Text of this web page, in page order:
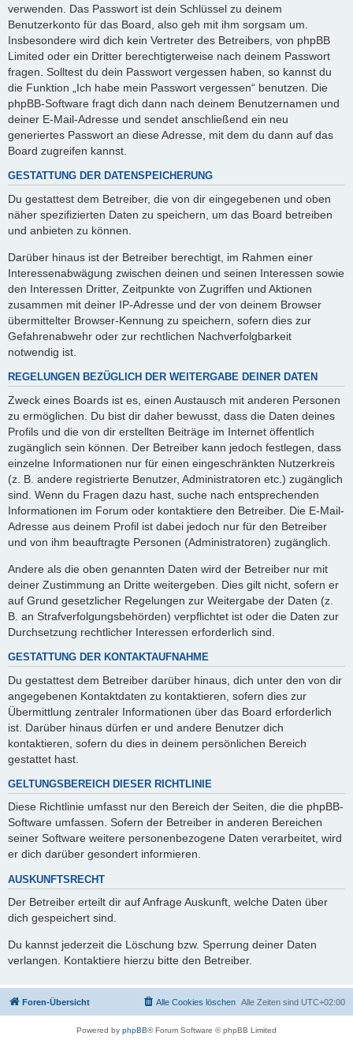
verwenden. Das Passwort ist dein Schlüssel zu deinem
Benutzerkonto für das Board, also geh mit ihm sorgsam um.
Insbesondere wird dich kein Vertreter des Betreibers, von phpBB
Limited oder ein Dritter berechtigterweise nach deinem Passwort
fragen. Solltest du dein Passwort vergessen haben, so kannst du
die Funktion „Ich habe mein Passwort vergessen“ benutzen. Die
phpBB-Software fragt dich dann nach deinem Benutzernamen und
deiner E-Mail-Adresse und sendet anschließend ein neu
generiertes Passwort an diese Adresse, mit dem du dann auf das
Board zugreifen kannst.
GESTATTUNG DER DATENSPEICHERUNG
Du gestattest dem Betreiber, die von dir eingegebenen und oben
näher spezifizierten Daten zu speichern, um das Board betreiben
und anbieten zu können.
Darüber hinaus ist der Betreiber berechtigt, im Rahmen einer
Interessenabwägung zwischen deinen und seinen Interessen sowie
den Interessen Dritter, Zeitpunkte von Zugriffen und Aktionen
zusammen mit deiner IP-Adresse und der von deinem Browser
übermittelter Browser-Kennung zu speichern, sofern dies zur
Gefahrenabwehr oder zur rechtlichen Nachverfolgbarkeit
notwendig ist.
REGELUNGEN BEZÜGLICH DER WEITERGABE DEINER DATEN
Zweck eines Boards ist es, einen Austausch mit anderen Personen
zu ermöglichen. Du bist dir daher bewusst, dass die Daten deines
Profils und die von dir erstellten Beiträge im Internet öffentlich
zugänglich sein können. Der Betreiber kann jedoch festlegen, dass
einzelne Informationen nur für einen eingeschränkten Nutzerkreis
(z. B. andere registrierte Benutzer, Administratoren etc.) zugänglich
sind. Wenn du Fragen dazu hast, suche nach entsprechenden
Informationen im Forum oder kontaktiere den Betreiber. Die E-Mail-
Adresse aus deinem Profil ist dabei jedoch nur für den Betreiber
und von ihm beauftragte Personen (Administratoren) zugänglich.
Andere als die oben genannten Daten wird der Betreiber nur mit
deiner Zustimmung an Dritte weitergeben. Dies gilt nicht, sofern er
auf Grund gesetzlicher Regelungen zur Weitergabe der Daten (z.
B. an Strafverfolgungsbehörden) verpflichtet ist oder die Daten zur
Durchsetzung rechtlicher Interessen erforderlich sind.
GESTATTUNG DER KONTAKTAUFNAHME
Du gestattest dem Betreiber darüber hinaus, dich unter den von dir
angegebenen Kontaktdaten zu kontaktieren, sofern dies zur
Übermittlung zentraler Informationen über das Board erforderlich
ist. Darüber hinaus dürfen er und andere Benutzer dich
kontaktieren, sofern du dies in deinem persönlichen Bereich
gestattet hast.
GELTUNGSBEREICH DIESER RICHTLINIE
Diese Richtlinie umfasst nur den Bereich der Seiten, die die phpBB-
Software umfassen. Sofern der Betreiber in anderen Bereichen
seiner Software weitere personenbezogene Daten verarbeitet, wird
er dich darüber gesondert informieren.
AUSKUNFTSRECHT
Der Betreiber erteilt dir auf Anfrage Auskunft, welche Daten über
dich gespeichert sind.
Du kannst jederzeit die Löschung bzw. Sperrung deiner Daten
verlangen. Kontaktiere hierzu bitte den Betreiber.
Foren-Übersicht Alle Zeiten sind UTC+02:00
Alle Cookies löschen
Powered by phpBB® Forum Software © phpBB Limited